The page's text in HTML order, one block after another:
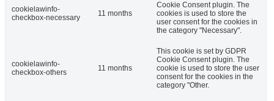
cookielawinfo-
checkbox-necessary
11 months
Cookie Consent plugin. The
cookies is used to store the
user consent for the cookies in
the category "Necessary".
cookielawinfo-
checkbox-others
11 months
This cookie is set by GDPR
Cookie Consent plugin. The
cookie is used to store the user
consent for the cookies in the
category "Other.